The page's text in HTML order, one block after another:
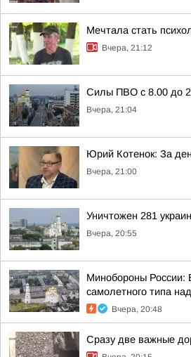
Мечтала стать
Вчера, 21:12
Силы ПВО с 8.00 до
Вчера, 21:04
Юрий Котенок: За
Вчера, 21:00
Уничтожен 281
Вчера, 20:55
Минобороны России:
самолетного типа
Вчера, 20:48
Сразу две важные